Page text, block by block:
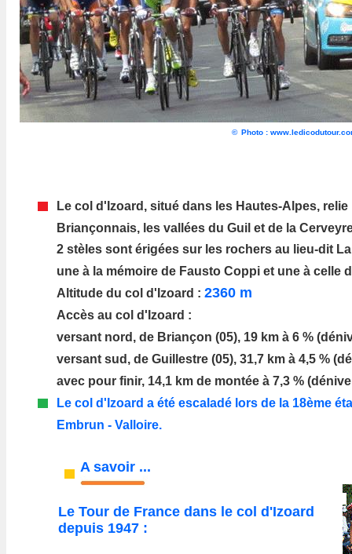
© Photo :
Le col d'Izoard, situé dans les Hautes-Alpes, relie
Briançonnais, les vallées du Guil et de la
2 stèles sont érigées sur les rochers au lieu-dit
une à la mémoire de Fausto Coppi et une à celle
Altitude du col d'Izoard : 2360 m
Accès au col d'Izoard :
versant nord, de Briançon (05), 19 km à 6 %
versant sud, de Guillestre (05), 31,7 km à 4,5 %
avec pour finir, 14,1 km de montée à 7,3 %
Le col d'Izoard a été escaladé lors de la 18ème
Embrun - Valloire.
A savoir ...
Le Tour de France dans le col d'Izoard
depuis 1947 :